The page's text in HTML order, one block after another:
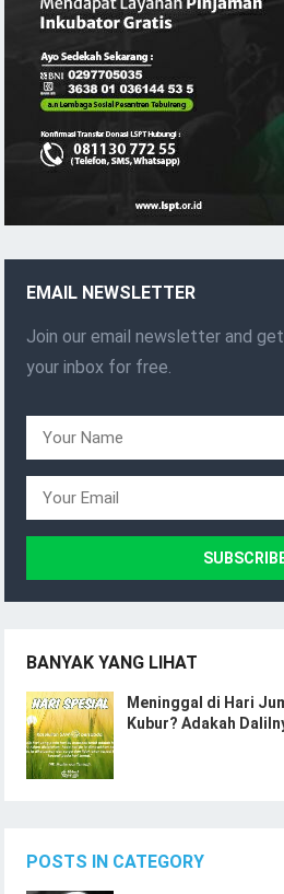
EMAIL NEWSLETTER
Join our email newsletter and
your inbox for free.
BANYAK YANG LIHAT
Meninggal di Hari
Kubur? Adakah
POSTS IN CATEGORY